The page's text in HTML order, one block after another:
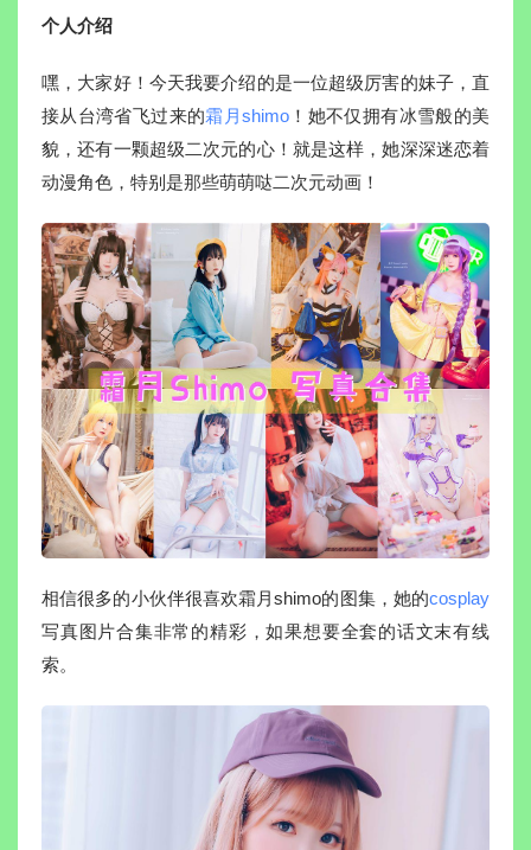
个人介绍
嘿，大家好！今天我要介绍的是一位超级厉害的妹子，直
接从台湾省飞过来的霜月shimo ！她不仅拥有冰雪般的美
貌，还有一颗超级二次元的心！就是这样，她深深迷恋着
动漫角色，特别是那些萌萌哒二次元动画！
相信很多的小伙伴很喜欢霜月shimo的图集，她的cosplay
写真图片合集非常的精彩，如果想要全套的话文末有线
索。